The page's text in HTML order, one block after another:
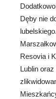
Dęby nie
Resovia i
Lublin